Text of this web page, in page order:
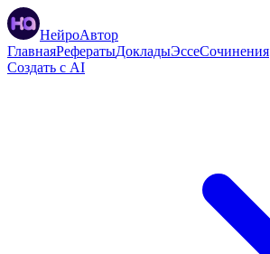
НейроАвтор
ГлавнаяРефератыДокладыЭссеСочинения
Создать с AI